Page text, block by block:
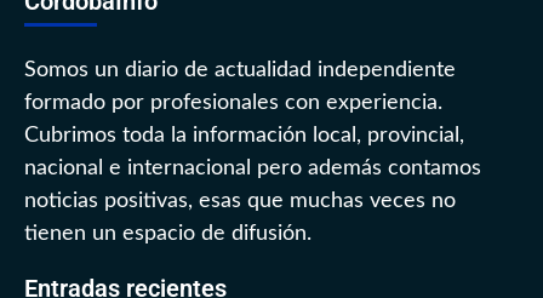
Somos un diario de actualidad independiente
formado por profesionales con experiencia.
Cubrimos toda la información local, provincial,
nacional e internacional pero además contamos
noticias positivas, esas que muchas veces no
tienen un espacio de difusión.
Entradas recientes